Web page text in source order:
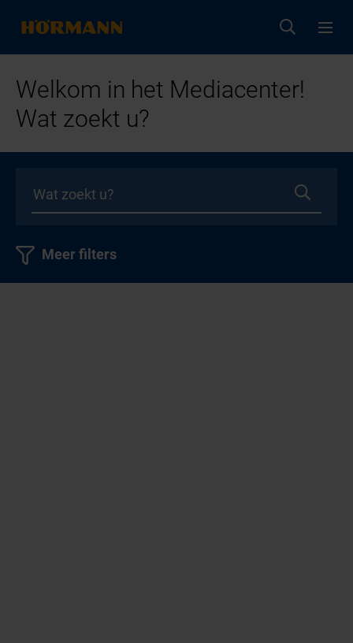
Welkom in het Mediacenter!
Wat zoekt u?
Meer filters